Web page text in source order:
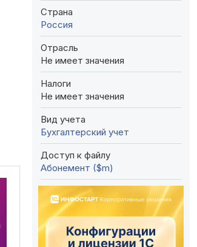
Страна
Россия
Отрасль
Не имеет значения
Налоги
Не имеет значения
Вид учета
Бухгалтерский учет
Доступ к файлу
Абонемент ($m)